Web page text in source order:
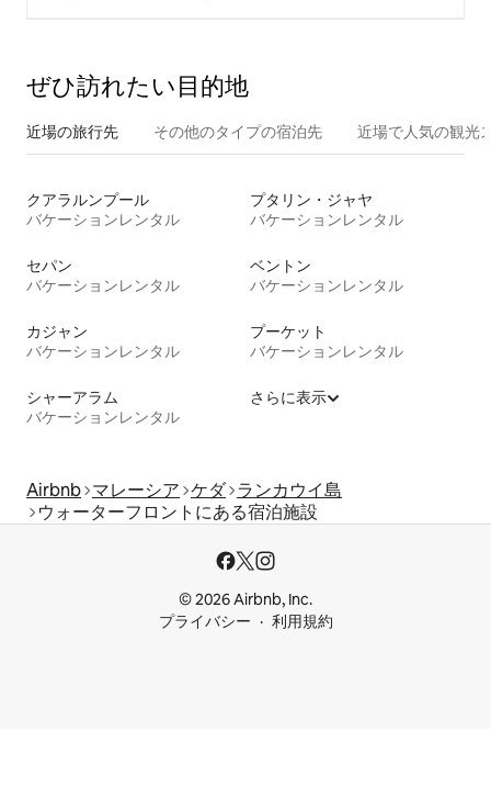
ぜひ訪⁠れ⁠た⁠い目⁠的⁠地
近場の旅行先 その他のタ⁠イ⁠プ⁠の宿⁠泊⁠先 近場で人気の観光
クアラルンプール
バケーションレンタル
プタリン・ジャヤ
バケーションレンタル
セパン
バケーションレンタル
ベントン
バケーションレンタル
カジャン
バケーションレンタル
プーケット
バケーションレンタル
シャーアラム
バケーションレンタル
さらに表示
Airbnb マレーシア ケダ ランカウイ島
ウォーターフロントにある宿泊施設
© 2026 Airbnb, Inc.
プライバシー
利用規約